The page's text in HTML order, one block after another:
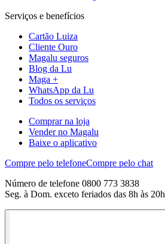
Serviços e benefícios
Cartão Luiza
Cliente Ouro
Magalu seguros
Blog da Lu
Maga +
WhatsApp da Lu
Todos os serviços
Comprar na loja
Vender no Magalu
Baixe o aplicativo
Compre pelo telefoneCompre pelo chat
Número de telefone 0800 773 3838
Seg. à Dom. exceto feriados das 8h às 20h